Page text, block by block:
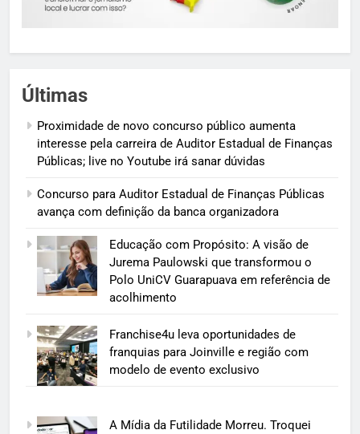
Últimas
Proximidade de novo concurso público aumenta
interesse pela carreira de Auditor Estadual de Finanças
Públicas; live no Youtube irá sanar dúvidas
Concurso para Auditor Estadual de Finanças Públicas
avança com definição da banca organizadora
Educação com Propósito: A visão de
Jurema Paulowski que transformou o
Polo UniCV Guarapuava em referência de
acolhimento
Franchise4u leva oportunidades de
franquias para Joinville e região com
modelo de evento exclusivo
A Mídia da Futilidade Morreu. Troquei